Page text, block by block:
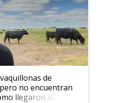
de
no encuentran
llegaron allí